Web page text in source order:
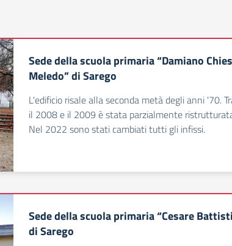
Sede della scuola primaria “Damiano
Meledo” di Sarego
L'edificio risale alla seconda metà degli anni '70.
il 2008 e il 2009 è stata parzialmente
Nel 2022 sono stati cambiati tutti gli infissi.
Sede della scuola primaria “Cesare
di Sarego